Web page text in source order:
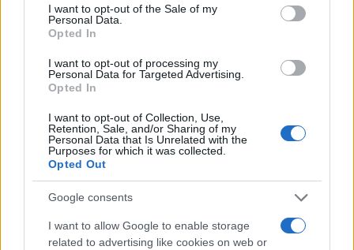
consent section.
I want to opt-out of the Sale of my
Personal Data.
Opted In
I want to opt-out of processing my
Personal Data for Targeted Advertising.
Opted In
I want to opt-out of Collection, Use,
Retention, Sale, and/or Sharing of my
Personal Data that Is Unrelated with the
Purposes for which it was collected.
Opted Out
Google consents
I want to allow Google to enable storage
related to advertising like cookies on web or
Responsibility Through Investment of the Presbyterian
Church USA, Congregation of St Joseph, Daughters of
Charity, Province of St Louise, EOS at Federated Hermes,
Impax Asset Management Group, Local Authority Pension
Fund Forum, Mercy Investment Services Inc., NEI
Investments, Office of the New York City Comptroller,
Seventh Generation Interfaith Coalition for Responsible
Investment
Ζ. Χρηματοπιστωτικά ιδρύματα
Aviva, NatWest